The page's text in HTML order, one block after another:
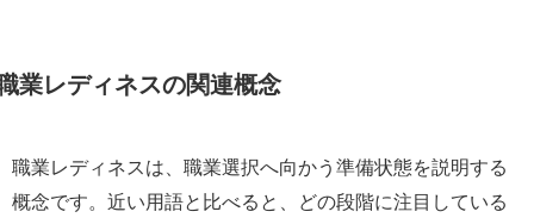
業レディネスの関連概念
職業レディネスは、職業選択へ向かう準備状態を説明する
概念です。近い用語と比べると、どの段階に注目している